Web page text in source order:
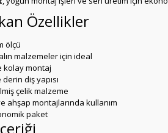
Özellikler
ölçü
malzemeler için ideal
kolay montaj
diş yapısı
çelik malzeme
ahşap montajlarında kullanım
paket